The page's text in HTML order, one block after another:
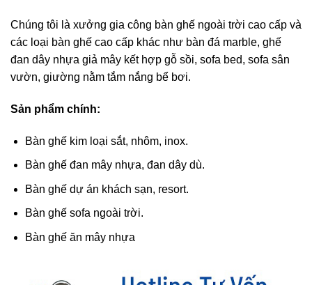
Chúng tôi là xưởng gia công bàn ghế ngoài trời cao cấp và
các loại bàn ghế cao cấp khác như bàn đá marble, ghế
đan dây nhựa giả mây kết hợp gỗ sồi, sofa bed, sofa sân
vườn, giường nằm tắm nắng bể bơi.
Sản phẩm chính:
Bàn ghế kim loại sắt, nhôm, inox.
Bàn ghế đan mây nhựa, đan dây dù.
Bàn ghế dự án khách sạn, resort.
Bàn ghế sofa ngoài trời.
Bàn ghế ăn mây nhựa